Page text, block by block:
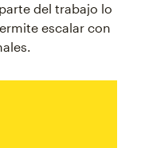
del trabajo lo
escalar con